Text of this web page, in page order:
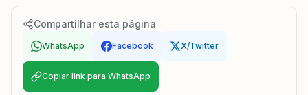
Compartilhar esta página
WhatsApp Facebook X/Twitter
Copiar link para WhatsApp